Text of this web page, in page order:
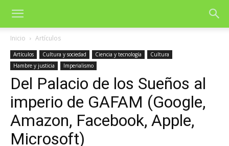
Inicio Artículos
Artículos Cultura y sociedad Ciencia y tecnología
Cultura
Hambre y justicia
Imperialismo
Del Palacio de los Sueños al
imperio de GAFAM (Google,
Amazon, Facebook, Apple,
Microsoft)